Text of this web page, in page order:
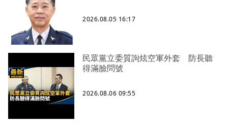
2026.08.05 16:17
民眾黨立委質詢炫空軍外套 防長聽
得滿臉問號
2026.08.06 09:55